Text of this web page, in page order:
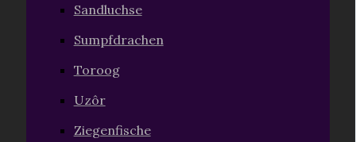
Sandluchse
Sumpfdrachen
Toroog
Uzôr
Ziegenfische